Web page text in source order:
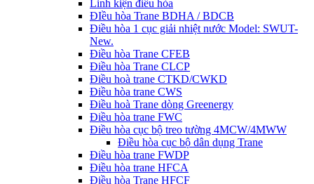
Linh kiện điều hòa
ĐIều hòa Trane BDHA / BDCB
Điều hòa 1 cục giải nhiệt nước Model: SWUT-
New.
Điều hòa Trane CFEB
Điều hòa Trane CLCP
Điều hoà trane CTKD/CWKD
Điều hòa trane CWS
Điều hoà Trane dòng Greenergy
Điều hòa trane FWC
Điều hòa cục bộ treo tường 4MCW/4MWW
Điều hòa cục bộ dân dụng Trane
Điều hòa trane FWDP
Điều hòa trane HFCA
Điều hòa Trane HFCF